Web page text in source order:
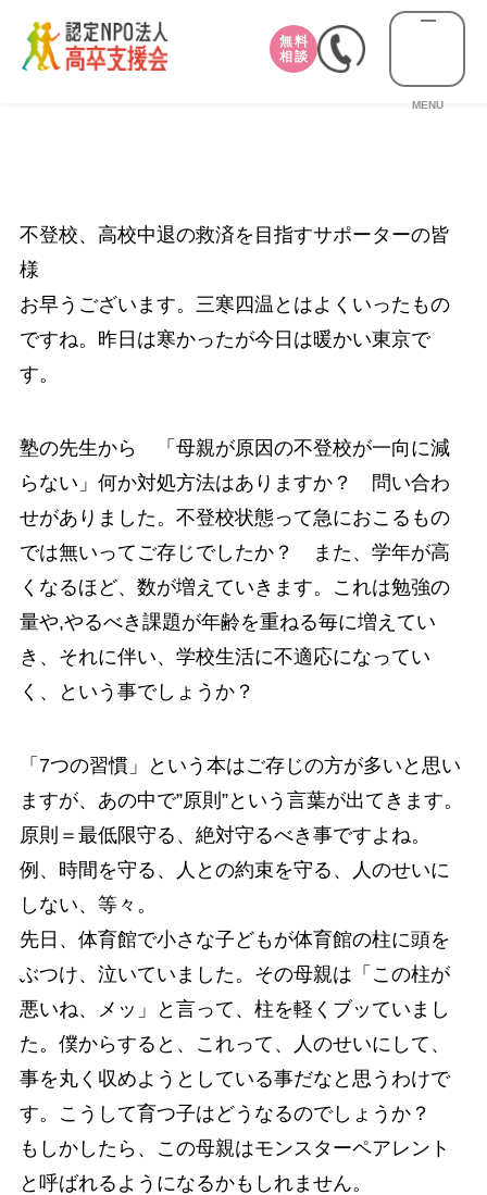
無料
相談
MENU
不登校、高校中退の救済を目指すサポーターの皆
様
お早うございます。三寒四温とはよくいったもの
ですね。昨日は寒かったが今日は暖かい東京で
す。
塾の先生から 「母親が原因の不登校が一向に減
らない」何か対処方法はありますか？ 問い合わ
せがありました。不登校状態って急におこるもの
では無いってご存じでしたか？ また、学年が高
くなるほど、数が増えていきます。これは勉強の
量や,やるべき課題が年齢を重ねる毎に増えてい
き、それに伴い、学校生活に不適応になってい
く、という事でしょうか？
「7つの習慣」という本はご存じの方が多いと思い
ますが、あの中で”原則”という言葉が出てきます。
原則＝最低限守る、絶対守るべき事ですよね。
例、時間を守る、人との約束を守る、人のせいに
しない、等々。
先日、体育館で小さな子どもが体育館の柱に頭を
ぶつけ、泣いていました。その母親は「この柱が
悪いね、メッ」と言って、柱を軽くブッていまし
た。僕からすると、これって、人のせいにして、
事を丸く収めようとしている事だなと思うわけで
す。こうして育つ子はどうなるのでしょうか？
もしかしたら、この母親はモンスターペアレント
と呼ばれるようになるかもしれません。